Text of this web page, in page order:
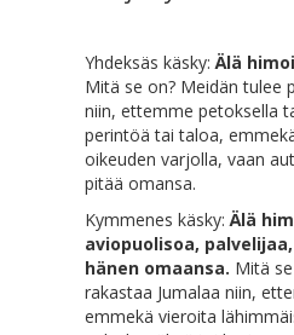
Yhdeksäs käsky:Älä
Mitä se on? Meidän tulee
niin, ettemme petoksella
perintöä tai taloa,
oikeuden varjolla, vaan
pitää omansa.
Kymmenes käsky:Älä
aviopuolisoa,
hänen omaansa. Mitä
rakastaa Jumalaa niin,
emmekä vieroita